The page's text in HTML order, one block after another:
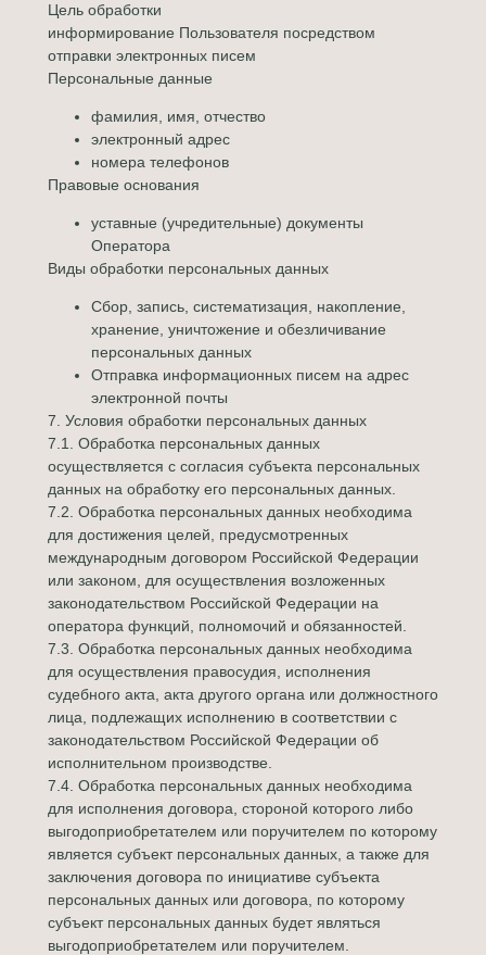
Цель обработки
информирование Пользователя посредством
отправки электронных писем
Персональные данные
фамилия, имя, отчество
электронный адрес
номера телефонов
Правовые основания
уставные (учредительные) документы
Оператора
Виды обработки персональных данных
Сбор, запись, систематизация, накопление,
хранение, уничтожение и обезличивание
персональных данных
Отправка информационных писем на адрес
электронной почты
7. Условия обработки персональных данных
7.1. Обработка персональных данных
осуществляется с согласия субъекта персональных
данных на обработку его персональных данных.
7.2. Обработка персональных данных необходима
для достижения целей, предусмотренных
международным договором Российской Федерации
или законом, для осуществления возложенных
законодательством Российской Федерации на
оператора функций, полномочий и обязанностей.
7.3. Обработка персональных данных необходима
для осуществления правосудия, исполнения
судебного акта, акта другого органа или должностного
лица, подлежащих исполнению в соответствии с
законодательством Российской Федерации об
исполнительном производстве.
7.4. Обработка персональных данных необходима
для исполнения договора, стороной которого либо
выгодоприобретателем или поручителем по которому
является субъект персональных данных, а также для
заключения договора по инициативе субъекта
персональных данных или договора, по которому
субъект персональных данных будет являться
выгодоприобретателем или поручителем.